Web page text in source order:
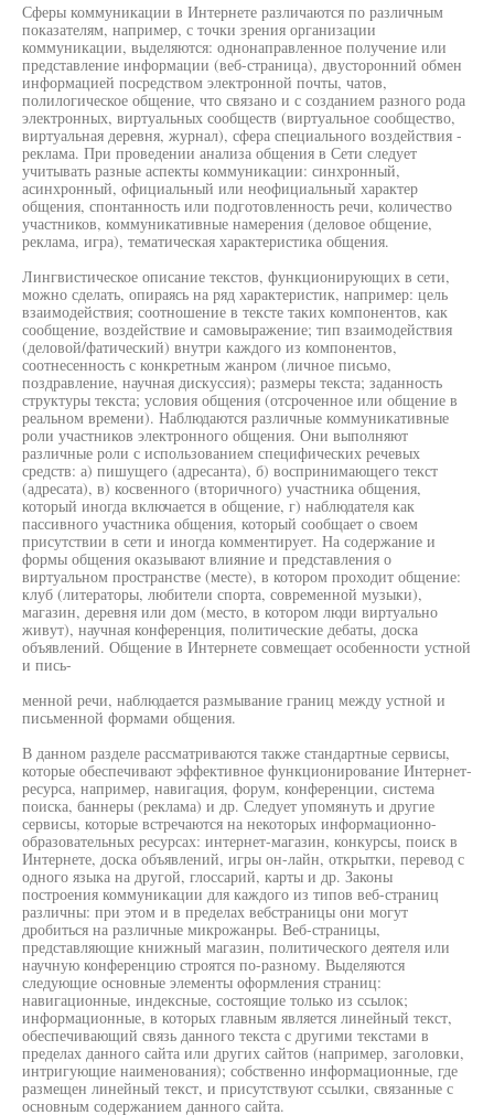
Сферы коммуникации в Интернете различаются по различным
показателям, например, с точки зрения организации
коммуникации, выделяются: однонаправленное получение или
представление информации (веб-страница), двусторонний обмен
информацией посредством электронной почты, чатов,
полилогическое общение, что связано и с созданием разного рода
электронных, виртуальных сообществ (виртуальное сообщество,
виртуальная деревня, журнал), сфера специального воздействия -
реклама. При проведении анализа общения в Сети следует
учитывать разные аспекты коммуникации: синхронный,
асинхронный, официальный или неофициальный характер
общения, спонтанность или подготовленность речи, количество
участников, коммуникативные намерения (деловое общение,
реклама, игра), тематическая характеристика общения.
Лингвистическое описание текстов, функционирующих в сети,
можно сделать, опираясь на ряд характеристик, например: цель
взаимодействия; соотношение в тексте таких компонентов, как
сообщение, воздействие и самовыражение; тип взаимодействия
(деловой/фатический) внутри каждого из компонентов,
соотнесенность с конкретным жанром (личное письмо,
поздравление, научная дискуссия); размеры текста; заданность
структуры текста; условия общения (отсроченное или общение в
реальном времени). Наблюдаются различные коммуникативные
роли участников электронного общения. Они выполняют
различные роли с использованием специфических речевых
средств: а) пишущего (адресанта), б) воспринимающего текст
(адресата), в) косвенного (вторичного) участника общения,
который иногда включается в общение, г) наблюдателя как
пассивного участника общения, который сообщает о своем
присутствии в сети и иногда комментирует. На содержание и
формы общения оказывают влияние и представления о
виртуальном пространстве (месте), в котором проходит общение:
клуб (литераторы, любители спорта, современной музыки),
магазин, деревня или дом (место, в котором люди виртуально
живут), научная конференция, политические дебаты, доска
объявлений. Общение в Интернете совмещает особенности устной
и пись-
менной речи, наблюдается размывание границ между устной и
письменной формами общения.
В данном разделе рассматриваются также стандартные сервисы,
которые обеспечивают эффективное функционирование Интернет-
ресурса, например, навигация, форум, конференции, система
поиска, баннеры (реклама) и др. Следует упомянуть и другие
сервисы, которые встречаются на некоторых информационно-
образовательных ресурсах: интернет-магазин, конкурсы, поиск в
Интернете, доска объявлений, игры он-лайн, открытки, перевод с
одного языка на другой, глоссарий, карты и др. Законы
построения коммуникации для каждого из типов веб-страниц
различны: при этом и в пределах вебстраницы они могут
дробиться на различные микрожанры. Веб-страницы,
представляющие книжный магазин, политического деятеля или
научную конференцию строятся по-разному. Выделяются
следующие основные элементы оформления страниц:
навигационные, индексные, состоящие только из ссылок;
информационные, в которых главным является линейный текст,
обеспечивающий связь данного текста с другими текстами в
пределах данного сайта или других сайтов (например, заголовки,
интригующие наименования); собственно информационные, где
размещен линейный текст, и присутствуют ссылки, связанные с
основным содержанием данного сайта.